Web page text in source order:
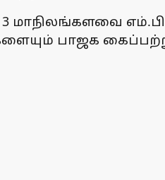
மாநிலங்களவை
பாஜக